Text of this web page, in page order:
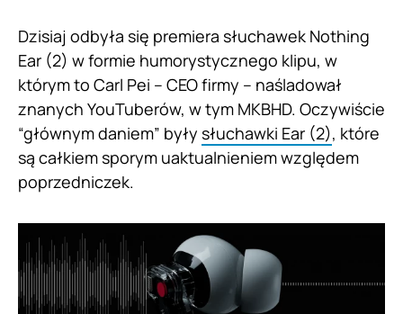
Dzisiaj odbyła się premiera słuchawek Nothing
Ear (2) w formie humorystycznego klipu, w
którym to Carl Pei – CEO firmy – naśladował
znanych YouTuberów, w tym MKBHD. Oczywiście
“głównym daniem” były słuchawki Ear (2), które
są całkiem sporym uaktualnieniem względem
poprzedniczek.